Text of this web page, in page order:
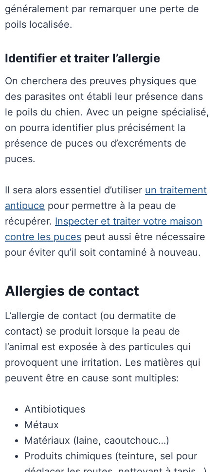
généralement par remarquer une perte de
poils localisée.
Identifier et traiter l’allergie
On cherchera des preuves physiques que
des parasites ont établi leur présence dans
le poils du chien. Avec un peigne spécialisé,
on pourra identifier plus précisément la
présence de puces ou d’excréments de
puces.
Il sera alors essentiel d’utiliser un traitement
antipuce pour permettre à la peau de
récupérer. Inspecter et traiter votre maison
contre les puces peut aussi être nécessaire
pour éviter qu’il soit contaminé à nouveau.
Allergies de contact
L’allergie de contact (ou dermatite de
contact) se produit lorsque la peau de
l’animal est exposée à des particules qui
provoquent une irritation. Les matières qui
peuvent être en cause sont multiples:
Antibiotiques
Métaux
Matériaux (laine, caoutchouc…)
Produits chimiques (teinture, sel pour